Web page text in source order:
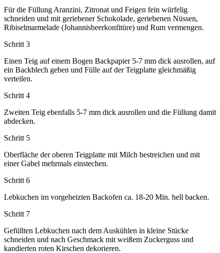
Für die Füllung Aranzini, Zitronat und Feigen fein würfelig
schneiden und mit geriebener Schokolade, geriebenen Nüssen,
Ribiselmarmelade (Johannisbeerkonfitüre) und Rum vermengen.
Schritt 3
Einen Teig auf einem Bogen Backpapier 5-7 mm dick ausrollen, auf
ein Backblech geben und Fülle auf der Teigplatte gleichmäßig
verteilen.
Schritt 4
Zweiten Teig ebenfalls 5-7 mm dick ausrollen und die Füllung damit
abdecken.
Schritt 5
Oberfläche der oberen Teigplatte mit Milch bestreichen und mit
einer Gabel mehrmals einstechen.
Schritt 6
Lebkuchen im vorgeheizten Backofen ca. 18-20 Min. hell backen.
Schritt 7
Gefüllten Lebkuchen nach dem Auskühlen in kleine Stücke
schneiden und nach Geschmack mit weißem Zuckerguss und
kandierten roten Kirschen dekorieren.